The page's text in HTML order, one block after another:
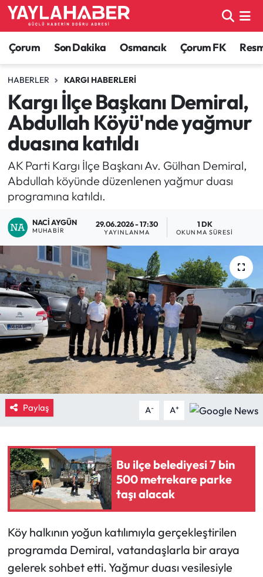
Çorum Son Dakika Osmancık Çorum FK
HABERLER KARGI HABERLERI
Kargı İlçe Başkanı Demiral,
Abdullah Köyü'nde yağmur
duasına katıldı
AK Parti Kargı İlçe Başkanı Av. Gülhan Demiral,
Abdullah köyünde düzenlenen yağmur duası
programına katıldı.
NACI AYGÜN
MUHABIR
29.06.2026 - 17:30
YAYINLANMA
1 DK
OKUNMA SÜRESI
Paylaş A- A+
Bu ilçe belediyesi 7 bin
500 metrekare parke
taşı alacak
Köy halkının yoğun katılımıyla gerçekleştirilen
programda Demiral, vatandaşlarla bir araya
gelerek sohbet etti. Yağmur duası vesilesiyle
Alaca Haberleri
Bayat Haberleri
Bilgi - Keşfet Haberleri
Bilim ve Teknoloji
Boğazkale Haberleri
Çorum Haberleri
Çorum Son Dakika Haberleri
Dodurga Haberleri
Eğitim
Ekonomi
Güncel
İskilip Haberleri
Kargı Haberleri
Kültür Sanat
Laçin Haberleri
Mecitözü Haberleri
Çorum Nöbetçi Eczaneler
Çorum Hava Durumu
Çorum Namaz Vakitleri
Çorum Trafik Yoğunluk Haritası
TFF 1.Lig Puan Durumu ve Fikstür
Tüm Manşetler
Son Dakika Haberleri
Haber Arşivi